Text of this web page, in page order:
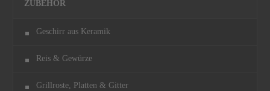
ZUBEHÖR
Geschirr aus Keramik
Reis & Gewürze
Grillroste, Platten & Gitter